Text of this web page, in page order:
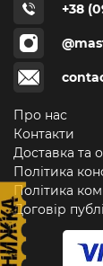
+38
Про нас
Контакти
Доставка та
Політика
Політика
Договір